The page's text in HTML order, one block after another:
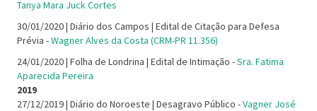
Tanya Mara Juck Cortes
30/01/2020 | Diário dos Campos | Edital de Citação para Defesa
Prévia -Wagner Alves da Costa (CRM-PR 11.356)
24/01/2020 | Folha de Londrina | Edital de Intimação -Sra. Fatima
Aparecida Pereira
2019
27/12/2019 | Diário do Noroeste | Desagravo Público -Vagner José